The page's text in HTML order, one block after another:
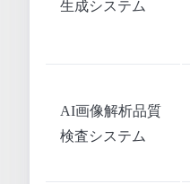
生成システム
AI画像解析品質
検査システム